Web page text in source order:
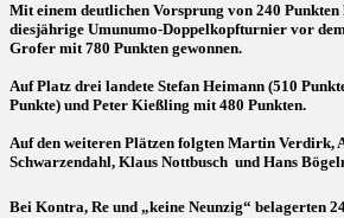
Mit einem deutlichen Vorsprung von 240
diesjährige Umunumo-Doppelkopfturnier vor
Grofer mit 780 Punkten gewonnen.
Auf Platz drei landete Stefan Heimann (510
Punkte) und Peter Kießling mit 480 Punkten.
Auf den weiteren Plätzen folgten Martin Verdirk,
Schwarzendahl, Klaus Nottbusch und Hans
Bei Kontra, Re und „keine Neunzig“ belagerten